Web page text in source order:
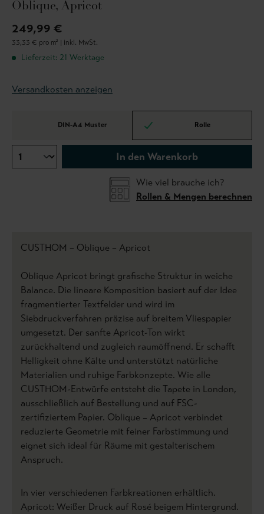
Oblique, Apricot
249,99 €
33,33 € pro m² | inkl. MwSt.
Lieferzeit: 21 Werktage
Versandkosten anzeigen
DIN-A4 Muster Rolle
In den Warenkorb
Wie viel brauche ich?
Rollen & Mengen berechnen
CUSTHOM – Oblique – Apricot
Oblique Apricot bringt grafische Struktur in weiche
Balance. Die lineare Komposition basiert auf der Idee
fragmentierter Textfelder und wird im
Siebdruckverfahren präzise auf breitem Vliespapier
umgesetzt. Der sanfte Apricot-Ton wirkt
zurückhaltend und zugleich raumöffnend. Er schafft
Helligkeit ohne Kälte und unterstützt natürliche
Materialien und ruhige Farbkonzepte. Wie alle
CUSTHOM-Entwürfe entsteht die Tapete in London,
ausschließlich auf Bestellung und auf FSC-
zertifiziertem Papier. Oblique – Apricot verbindet
reduzierte Geometrie mit feiner Farbstimmung und
eignet sich ideal für Räume mit gestalterischem
Anspruch.
In vier verschiedenen Farbkreationen erhältlich.
Apricot: Weißer Druck auf Rosé beigem Hintergrund.